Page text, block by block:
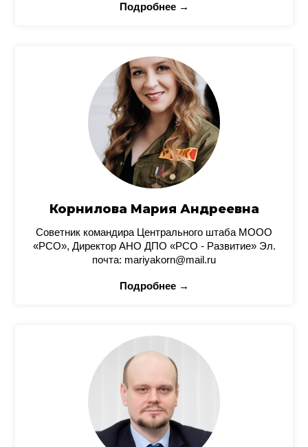
Подробнее →
Корнилова Мария Андреевна
Советник командира Центрального штаба МООО
«РСО», Директор АНО ДПО «РСО - Развитие» Эл.
почта: mariyakorn@mail.ru
Подробнее →